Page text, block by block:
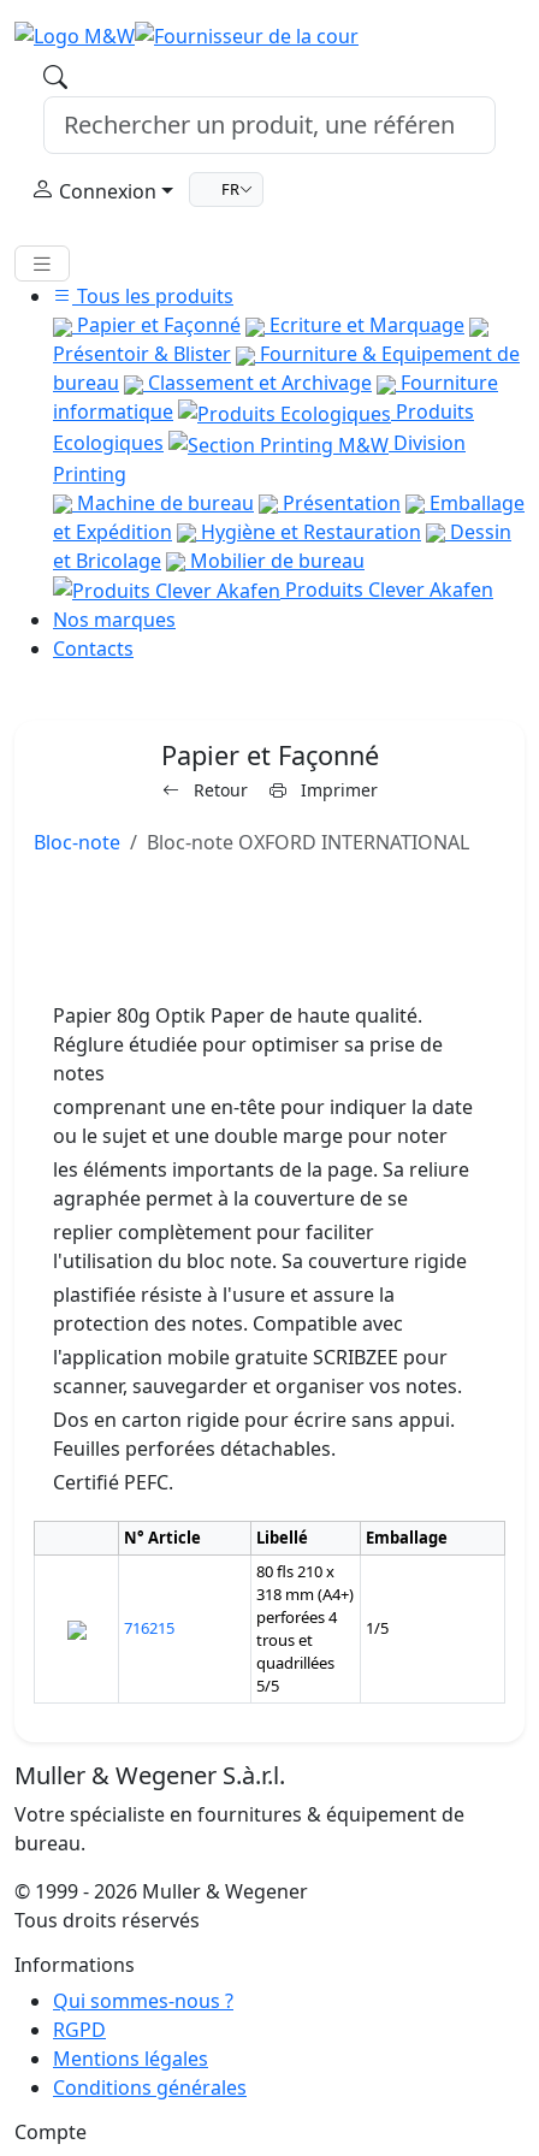
Connexion FR
Tous les produits
Papier et Façonné
Ecriture et Marquage
Présentoir & Blister
Fourniture & Equipement de
bureau
Classement et Archivage
Fourniture
informatique
Produits
Ecologiques
Division
Printing
Machine de bureau
Présentation
Emballage
et Expédition
Hygiène et Restauration
Dessin
et Bricolage
Mobilier de bureau
Produits Clever Akafen
Nos marques
Contacts
Papier et Façonné
Retour Imprimer
Bloc-note Bloc-note OXFORD INTERNATIONAL
Papier 80g Optik Paper de haute qualité.
Réglure étudiée pour optimiser sa prise de
notes
comprenant une en-tête pour indiquer la date
ou le sujet et une double marge pour noter
les éléments importants de la page. Sa reliure
agraphée permet à la couverture de se
replier complètement pour faciliter
l'utilisation du bloc note. Sa couverture rigide
plastifiée résiste à l'usure et assure la
protection des notes. Compatible avec
l'application mobile gratuite SCRIBZEE pour
scanner, sauvegarder et organiser vos notes.
Dos en carton rigide pour écrire sans appui.
Feuilles perforées détachables.
Certifié PEFC.
N° Article Libellé Emballage
716215
80 fls 210 x
318 mm (A4+)
perforées 4
trous et
quadrillées
5/5
1/5
Muller & Wegener S.à.r.l.
Votre spécialiste en fournitures & équipement de
bureau.
© 1999 - 2026 Muller & Wegener
Tous droits réservés
Informations
Qui sommes-nous ?
RGPD
Mentions légales
Conditions générales
Compte